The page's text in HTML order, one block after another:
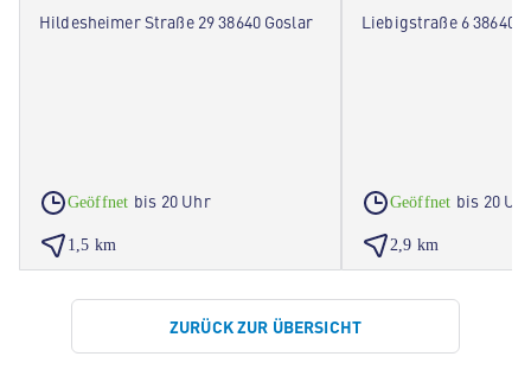
Hildesheimer Straße 29 38640 Goslar
Geöffnet bis 20 Uhr
1,5 km
Liebigstraße 6 38640
Geöffnet bis 20
2,9 km
ZURÜCK ZUR ÜBERSICHT